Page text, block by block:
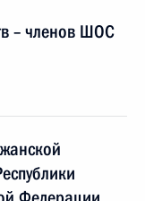
– членов ШОС